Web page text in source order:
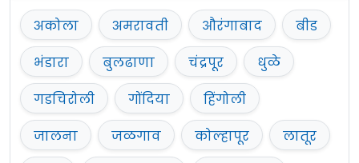
अकोला अमरावती औरंगाबाद
बीड
भंडारा
बुलढाणा चंद्रपूर
धुळे
गडचिरोली
गोंदिया
हिंगोली
जालना
जळगाव कोल्हापूर
लातूर